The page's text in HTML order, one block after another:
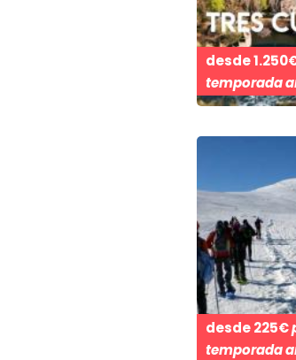
desde
temporada
desde225€
temporada